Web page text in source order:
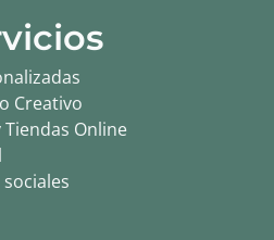
Creativo
Online